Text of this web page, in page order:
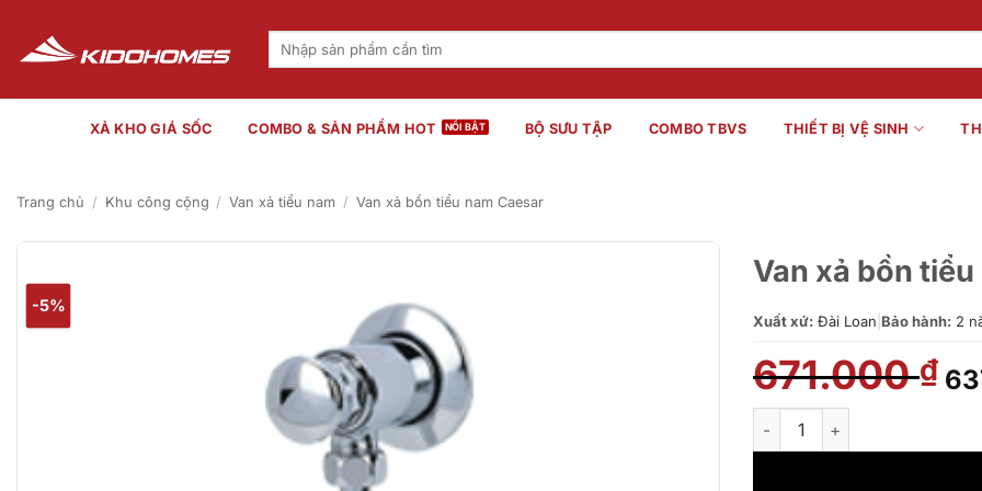
nội
dung
Tìm
XẢ KHO GIÁ SỐC COMBO & SẢN PHẨM HOT BỘ SƯU TẬP COMBO TBVS THIẾT BỊ VỆ SINH
Trang chủ / Khu công cộng / Van xả tiểu nam / Van xả bồn tiểu nam Caesar
-5%
Van xả bồn tiểu
Xuất xứ: Đài Loan Bảo hành: 2
671.000₫
Van xả bồn tiểu nam Caesar